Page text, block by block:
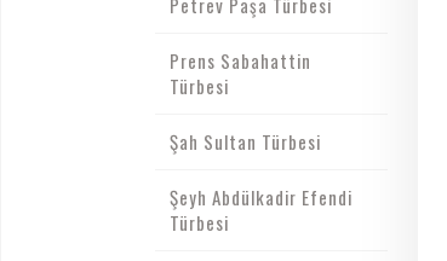
Prens Sabahattin
Türbesi
Şah Sultan Türbesi
Şeyh Abdülkadir Efendi
Türbesi